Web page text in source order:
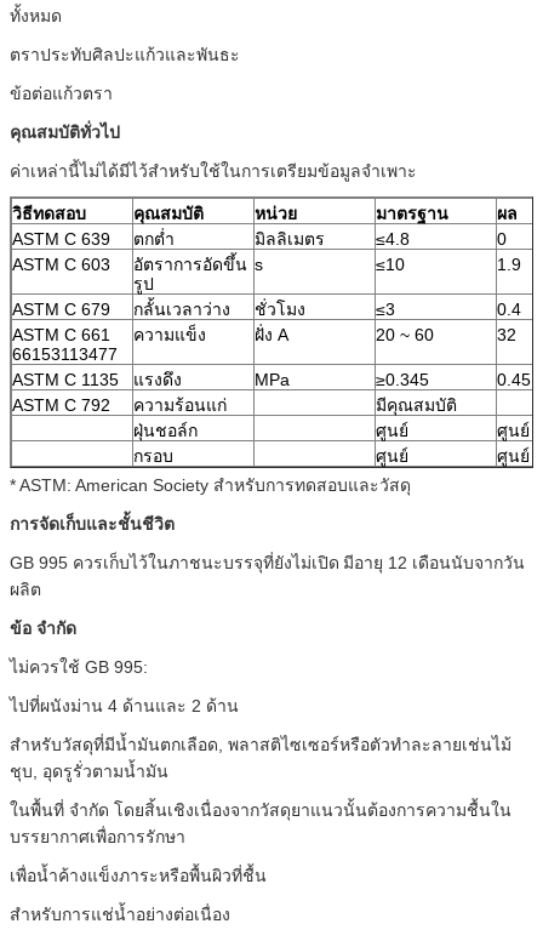
ทั้งหมด
ตราประทับศิลปะแก้วและพันธะ
ข้อต่อแก้วตรา
คุณสมบัติทั่วไป
ค่าเหล่านี้ไม่ได้มีไว้สำหรับใช้ในการเตรียมข้อมูลจำเพาะ
วิธีทดสอบ คุณสมบัติ หน่วย มาตรฐาน
ผล
ASTM C 639
ตกต่ำ มิลลิเมตร ≤4.8
0
ASTM C 603
อัตราการอัดขึ้น
รูป
s ≤10 1.9
ASTM C 679 กลั้นเวลาว่าง ชั่วโมง ≤3
0.4
ASTM C 661
66153113477
ความแข็ง ฝั่ง A 20 ~ 60 32
ASTM C 1135 แรงดึง MPa ≥0.345
0.45
ASTM C 792
ความร้อนแก่
มีคุณสมบัติ
ฝุ่นชอล์ก
ศูนย์
ศูนย์
กรอบ
ศูนย์
ศูนย์
* ASTM: American Society สำหรับการทดสอบและวัสดุ
การจัดเก็บและชั้นชีวิต
GB 995 ควรเก็บไว้ในภาชนะบรรจุที่ยังไม่เปิด มีอายุ 12 เดือนนับจากวัน
ผลิต
ข้อ จำกัด
ไม่ควรใช้ GB 995:
ไปที่ผนังม่าน 4 ด้านและ 2 ด้าน
สำหรับวัสดุที่มีน้ำมันตกเลือด, พลาสติไซเซอร์หรือตัวทำละลายเช่นไม้
ชุบ, อุดรูรั่วตามน้ำมัน
ในพื้นที่ จำกัด โดยสิ้นเชิงเนื่องจากวัสดุยาแนวนั้นต้องการความชื้นใน
บรรยากาศเพื่อการรักษา
เพื่อน้ำค้างแข็งภาระหรือพื้นผิวที่ชื้น
สำหรับการแช่น้ำอย่างต่อเนื่อง